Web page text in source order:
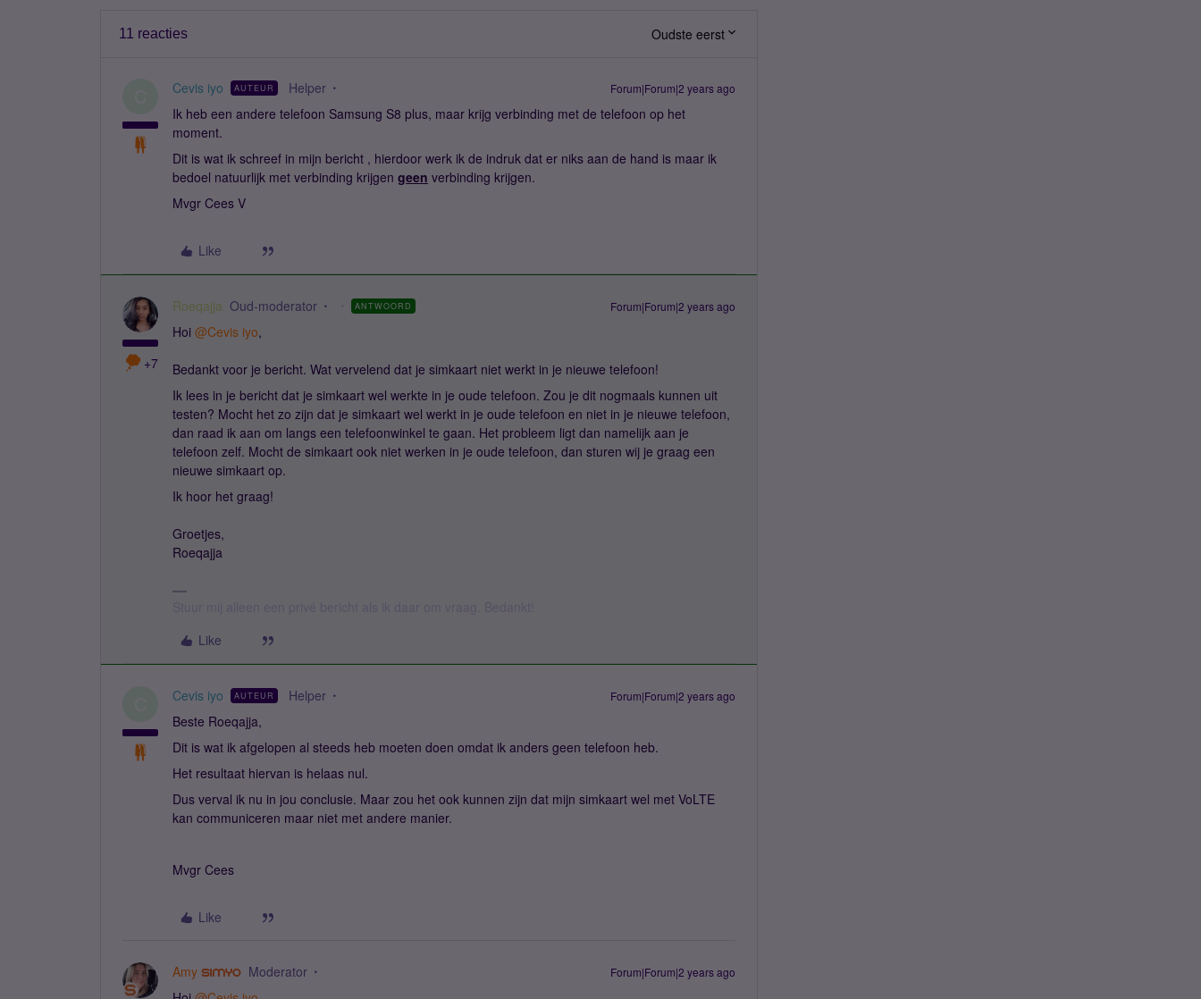
11 reacties Oudste eerst
Cevis iyo AUTEUR Helper Forum|Forum|2 years ago
Ik heb een andere telefoon Samsung S8 plus, maar krijg verbinding met de telefoon op het
moment.
Dit is wat ik schreef in mijn bericht , hierdoor werk ik de indruk dat er niks aan de hand is maar ik
bedoel natuurlijk met verbinding krijgen geen verbinding krijgen.
Mvgr Cees V
Like
+7
Roeqajja Oud-moderator ANTWOORD Forum|Forum|2 years ago
Hoi @Cevis iyo,
Bedankt voor je bericht. Wat vervelend dat je simkaart niet werkt in je nieuwe telefoon!
Ik lees in je bericht dat je simkaart wel werkte in je oude telefoon. Zou je dit nogmaals kunnen uit
testen? Mocht het zo zijn dat je simkaart wel werkt in je oude telefoon en niet in je nieuwe telefoon,
dan raad ik aan om langs een telefoonwinkel te gaan. Het probleem ligt dan namelijk aan je
telefoon zelf. Mocht de simkaart ook niet werken in je oude telefoon, dan sturen wij je graag een
nieuwe simkaart op.
Ik hoor het graag!
Groetjes,
Roeqajja
Like
Cevis iyo AUTEUR Helper Forum|Forum|2 years ago
Beste Roeqajja,
Dit is wat ik afgelopen al steeds heb moeten doen omdat ik anders geen telefoon heb.
Het resultaat hiervan is helaas nul.
Dus verval ik nu in jou conclusie. Maar zou het ook kunnen zijn dat mijn simkaart wel met VoLTE
kan communiceren maar niet met andere manier.
Mvgr Cees
Like
Amy Moderator Forum|Forum|2 years ago